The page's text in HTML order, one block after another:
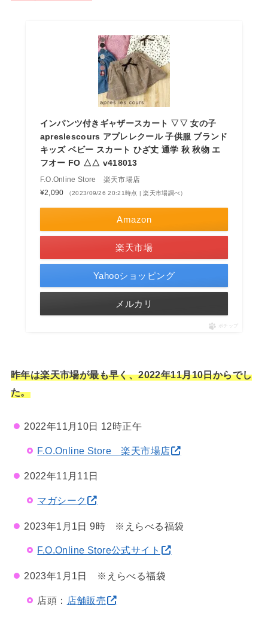
インパンツ付きギャザースカート ▽▽ 女の子
apreslescours アプレレクール 子供服 ブランド
キッズ ベビー スカート ひざ丈 通学 秋 秋物 エ
フオー FO △△ v418013
F.O.Online Store 楽天市場店
¥2,090
（2023/09/26 20:21時点 | 楽天市場調べ）
Amazon
楽天市場
Yahooショッピング
メルカリ
ポチップ
昨年は楽天市場が最も早く、2022年11月10日からでし
た。
2022年11月10日 12時正午
F.O.Online Store 楽天市場店
2022年11月11日
マガシーク
2023年1月1日 9時 ※えらべる福袋
F.O.Online Store公式サイト
2023年1月1日 ※えらべる福袋
店頭： 店舗販売